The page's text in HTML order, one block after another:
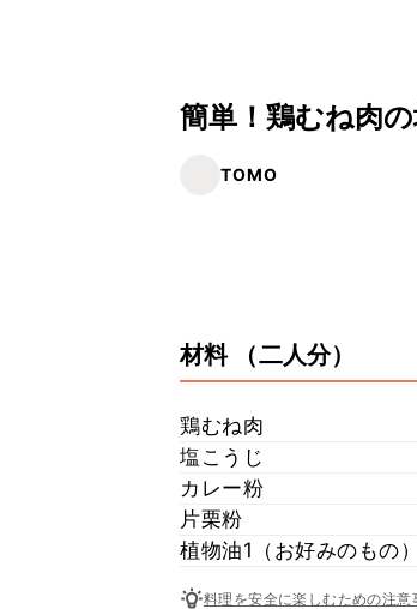
簡単！鶏むね肉
TOMO
材料 （二人分）
鶏むね肉
塩こうじ
カレー粉
片栗粉
植物油1（お好みのもの）
料理を安全に楽しむための注意